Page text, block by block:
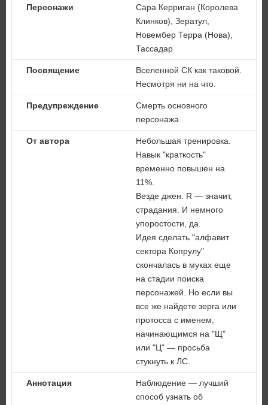
Персонажи
Сара Керриган (Королева
Клинков), Зератул,
Новембер Терра (Нова),
Тассадар
Посвящение
Вселенной СК как таковой.
Несмотря ни на что.
Предупреждение
Смерть основного
персонажа
От автора
Небольшая тренировка.
Навык "краткость"
временно повышен на
11%.
Везде джен. R — значит,
страдания. И немного
упоростости, да.
Идея сделать "алфавит
сектора Копрулу"
скончалась в муках еще
на стадии поиска
персонажей. Но если вы
все же найдете зерга или
протосса с именем,
начинающимся на "Щ"
или "Ц" — просьба
стукнуть к ЛС.
Аннотация
Наблюдение — лучший
способ узнать об